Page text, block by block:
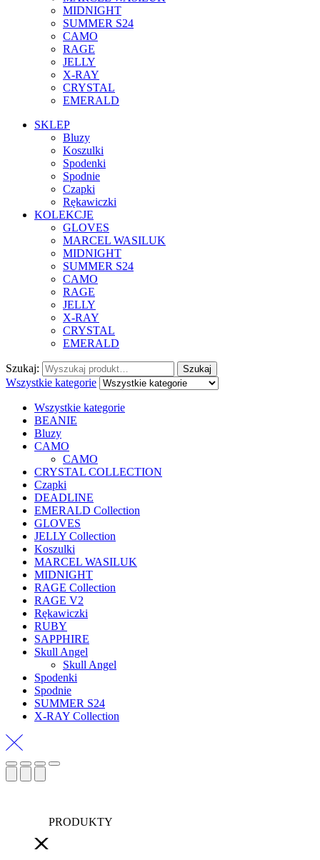
MIDNIGHT
SUMMER S24
CAMO
RAGE
JELLY
X-RAY
CRYSTAL
EMERALD
SKLEP
Bluzy
Koszulki
Spodenki
Spodnie
Czapki
Rękawiczki
KOLEKCJE
GLOVES
MARCEL WASILUK
MIDNIGHT
SUMMER S24
CAMO
RAGE
JELLY
X-RAY
CRYSTAL
EMERALD
Szukaj: Szukaj
Wszystkie kategorie
Wszystkie kategorie
BEANIE
Bluzy
CAMO
CAMO
CRYSTAL COLLECTION
Czapki
DEADLINE
EMERALD Collection
GLOVES
JELLY Collection
Koszulki
MARCEL WASILUK
MIDNIGHT
RAGE Collection
RAGE V2
Rękawiczki
RUBY
SAPPHIRE
Skull Angel
Skull Angel
Spodenki
Spodnie
SUMMER S24
X-RAY Collection
PRODUKTY